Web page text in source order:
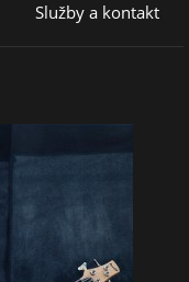
Služby a kontakt